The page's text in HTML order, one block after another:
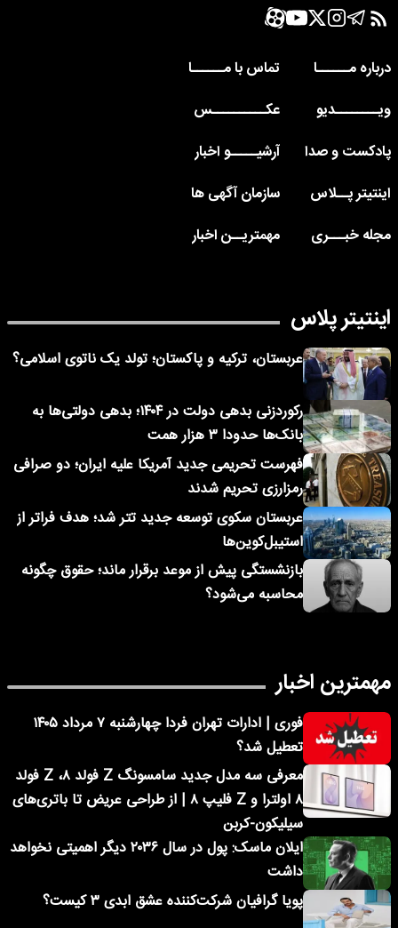
درباره مــــــا
تماس با مــــــا
ویــــــــدیو
عکــــــــــس
پادکست و صدا
آرشیـــــو اخبار
اینتیتر پــلاس
سازمان آگهی ها
مجله خبـــری
مهمتریــن اخبار
اینتیتر پلاس
عربستان، ترکیه و پاکستان؛ تولد یک ناتوی اسلامی؟
رکوردزنی بدهی دولت در ۱۴۰۴؛ بدهی دولتی‌ها به
بانک‌ها حدودا ۳ هزار همت
فهرست تحریمی جدید آمریکا علیه ایران؛ دو صرافی
رمزارزی تحریم شدند
عربستان سکوی توسعه جدید تتر شد؛ هدف فراتر از
استیبل‌کوین‌ها
بازنشستگی پیش از موعد برقرار ماند؛ حقوق چگونه
محاسبه می‌شود؟
مهمترین اخبار
فوری | ادارات تهران فردا چهارشنبه ۷ مرداد ۱۴۰۵
تعطیل شد؟
معرفی سه مدل جدید سامسونگ Z فولد ۸، Z فولد
۸ اولترا و Z فلیپ ۸ | از طراحی عریض تا باتری‌های
سیلیکون-کربن
ایلان ماسک: پول در سال ۲۰۳۶ دیگر اهمیتی نخواهد
داشت
پویا گرافیان شرکت‌کننده عشق ابدی ۳ کیست؟